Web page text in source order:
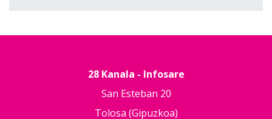
28 Kanala - Infosare
San Esteban 20
Tolosa (Gipuzkoa)